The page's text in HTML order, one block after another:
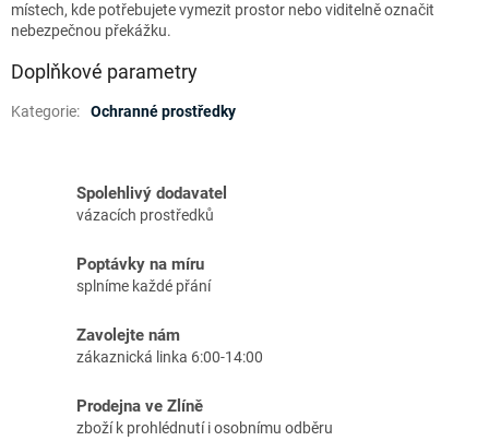
místech, kde potřebujete vymezit prostor nebo viditelně označit
nebezpečnou překážku.
Doplňkové parametry
Kategorie: Ochranné prostředky
Spolehlivý dodavatel
vázacích prostředků
Poptávky na míru
splníme každé přání
Zavolejte nám
zákaznická linka 6:00-14:00
Prodejna ve Zlíně
zboží k prohlédnutí i osobnímu odběru